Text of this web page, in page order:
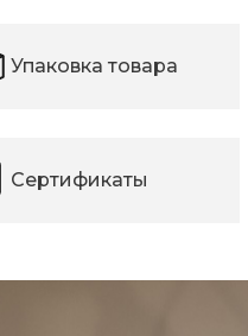
Упаковка товара
Сертификаты